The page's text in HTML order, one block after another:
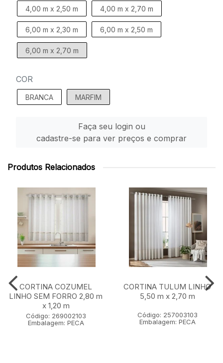
4,00 m x 2,50 m 4,00 m x 2,70 m
6,00 m x 2,30 m 6,00 m x 2,50 m
6,00 m x 2,70 m
COR
BRANCA MARFIM
Faça seu login ou
cadastre-se para ver preços e comprar
Produtos Relacionados
CORTINA COZUMEL
LINHO SEM FORRO 2,80 m
x 1,20 m
Código: 269002103
Embalagem: PECA
CORTINA TULUM LINHO
5,50 m x 2,70 m
Código: 257003103
Embalagem: PECA